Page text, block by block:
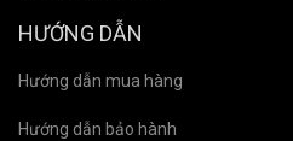
HƯỚNG DẪN
Hướng dẫn mua hàng
Hướng dẫn bảo hành